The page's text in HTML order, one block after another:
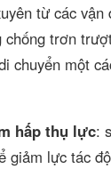
từ các vận
trơn
chuyển một
hấp thụ lực:
giảm lực tác